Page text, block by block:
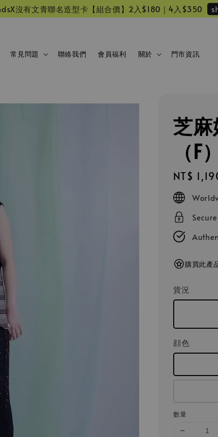
沒有文青聯名造型卡【組合價】2入$180｜4入$350
常見問題 聯絡我們 會員福利 關於 門市資訊
芝
（
Regular
price
NT$
購買此產
貨況
顔色
數量